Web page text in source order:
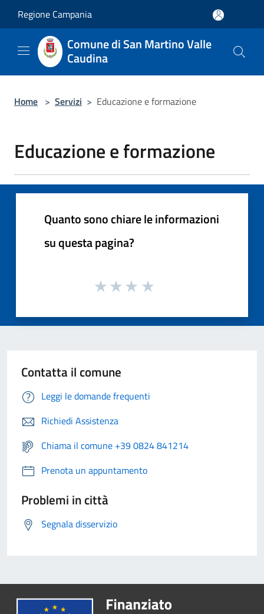
Regione Campania
Comune di San Martino Valle
Caudina
Home > Servizi > Educazione e formazione
Educazione e formazione
Quanto sono chiare le informazioni
su questa pagina?
Contatta il comune
Leggi le domande frequenti
Richiedi Assistenza
Chiama il comune +39 0824 841214
Prenota un appuntamento
Problemi in città
Segnala disservizio